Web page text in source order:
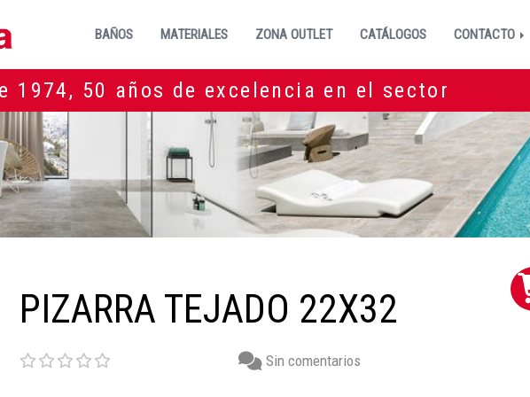
BAÑOS MATERIALES ZONA OUTLET CATÁLOGOS CONTACTO
1974, 50 años de excelencia en el sector
PIZARRA TEJADO 22X32
Sin comentarios